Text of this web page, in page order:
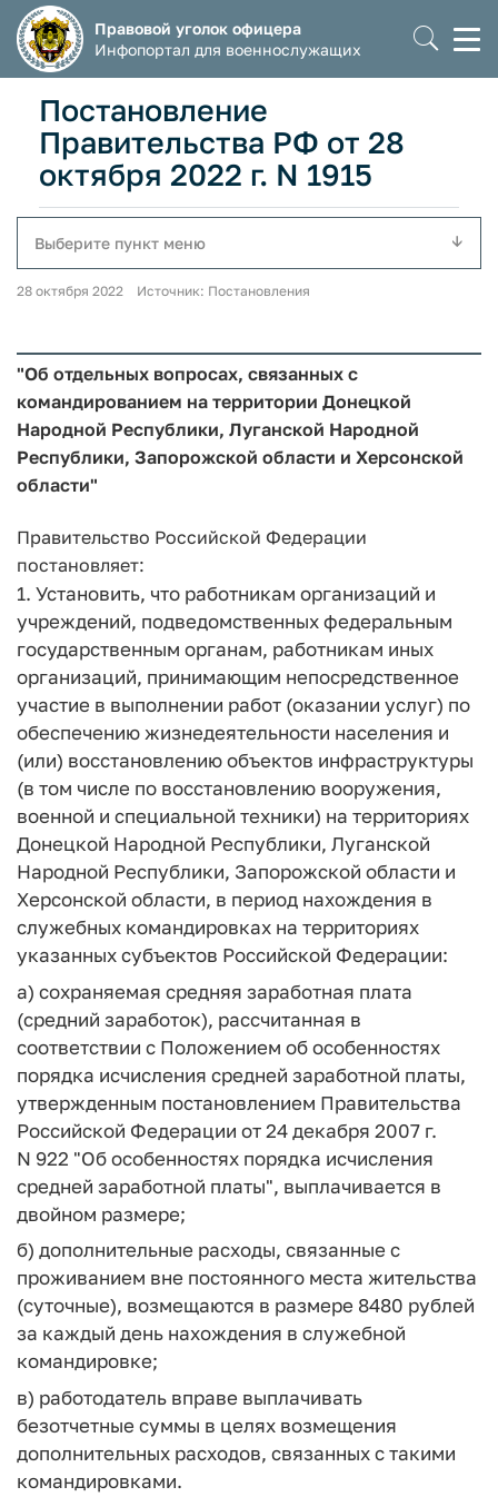
Правовой уголок офицера
Инфопортал для военнослужащих
Постановление
Правительства РФ от 28
октября 2022 г. N 1915
Выберите пункт меню
28 октября 2022 Источник: Постановления
"Об отдельных вопросах, связанных с
командированием на территории Донецкой
Народной Республики, Луганской Народной
Республики, Запорожской области и Херсонской
области"
Правительство Российской Федерации
постановляет:
1. Установить, что работникам организаций и
учреждений, подведомственных федеральным
государственным органам, работникам иных
организаций, принимающим непосредственное
участие в выполнении работ (оказании услуг) по
обеспечению жизнедеятельности населения и
(или) восстановлению объектов инфраструктуры
(в том числе по восстановлению вооружения,
военной и специальной техники) на территориях
Донецкой Народной Республики, Луганской
Народной Республики, Запорожской области и
Херсонской области, в период нахождения в
служебных командировках на территориях
указанных субъектов Российской Федерации:
а) сохраняемая средняя заработная плата
(средний заработок), рассчитанная в
соответствии с Положением об особенностях
порядка исчисления средней заработной платы,
утвержденным постановлением Правительства
Российской Федерации от 24 декабря 2007 г.
N 922 "Об особенностях порядка исчисления
средней заработной платы", выплачивается в
двойном размере;
б) дополнительные расходы, связанные с
проживанием вне постоянного места жительства
(суточные), возмещаются в размере 8480 рублей
за каждый день нахождения в служебной
командировке;
в) работодатель вправе выплачивать
безотчетные суммы в целях возмещения
дополнительных расходов, связанных с такими
командировками.